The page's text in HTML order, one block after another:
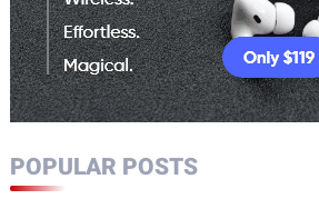
POPULAR POSTS